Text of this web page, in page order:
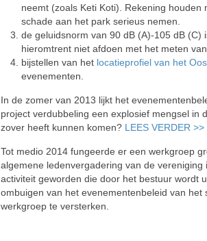
neemt (zoals Keti Koti). Rekening
schade aan het park serieus nemen.
de geluidsnorm van 90 dB (A)-105 dB
hieromtrent niet afdoen met het meten van
bijstellen van het locatieprofiel van het
evenementen.
In de zomer van 2013 lijkt het
project verdubbeling een explosief mengsel in
zover heeft kunnen komen? LEES VERDER >>
Tot medio 2014 fungeerde er een werkgroep
algemene ledenvergadering van de
activiteit geworden die door het bestuur wordt
ombuigen van het evenementenbeleid van
werkgroep te versterken.